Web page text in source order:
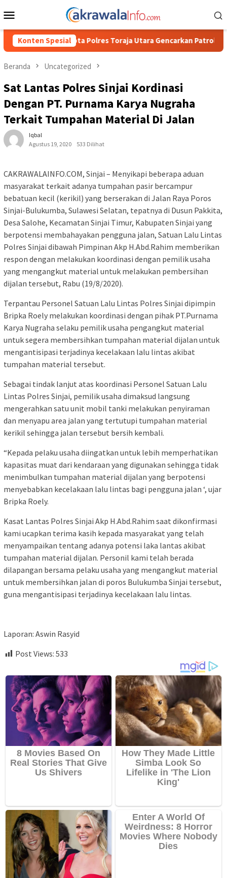
ke
Mobile
Konten Spesial
Toraja Utara Gencarkan Patroli Dialogis dan Sosialisasi
Beranda Uncategorized
Sat Lantas Polres Sinjai Kordinasi
Dengan PT. Purnama Karya Nugraha
Terkait Tumpahan Material Di Jalan
Iqbal
Agustus 19, 2020
533 Dilihat
CAKRAWALAINFO.COM, Sinjai – Menyikapi beberapa aduan
masyarakat terkait adanya tumpahan pasir bercampur
bebatuan kecil (kerikil) yang berserakan di Jalan Raya Poros
Sinjai-Bulukumba, Sulawesi Selatan, tepatnya di Dusun Pakkita,
Desa Salohe, Kecamatan Sinjai Timur, Kabupaten Sinjai yang
berpotensi membahayakan pengguna jalan, Satuan Lalu Lintas
Polres Sinjai dibawah Pimpinan Akp H.Abd.Rahim memberikan
respon dengan melakukan koordinasi dengan pemilik usaha
yang mengangkut material untuk melakukan pembersihan
dijalan tersebut, Rabu (19/8/2020).
Terpantau Personel Satuan Lalu Lintas Polres Sinjai dipimpin
Bripka Roely melakukan koordinasi dengan pihak PT.Purnama
Karya Nugraha selaku pemilik usaha pengangkut material
untuk segera membersihkan tumpahan material dijalan untuk
mengantisipasi terjadinya kecelakaan lalu lintas akibat
tumpahan material tersebut.
Sebagai tindak lanjut atas koordinasi Personel Satuan Lalu
Lintas Polres Sinjai, pemilik usaha dimaksud langsung
mengerahkan satu unit mobil tanki melakukan penyiraman
dan menyapu area jalan yang tertutupi tumpahan material
kerikil sehingga jalan tersebut bersih kembali.
“Kepada pelaku usaha diingatkan untuk lebih memperhatikan
kapasitas muat dari kendaraan yang digunakan sehingga tidak
menimbulkan tumpahan material dijalan yang berpotensi
menyebabkan kecelakaan lalu lintas bagi pengguna jalan ‘, ujar
Bripka Roely.
Kasat Lantas Polres Sinjai Akp H.Abd.Rahim saat dikonfirmasi
kami ucapkan terima kasih kepada masyarakat yang telah
menyampaikan tentang adanya potensi laka lantas akibat
tumpahan material dijalan. Personil kami telah berada
dilapangan bersama pelaku usaha yang mengangkut material
untuk membersihkan jalan di poros Bulukumba Sinjai tersebut,
guna mengantisipasi terjadinya kecelakaan lalu lintas.
Laporan: Aswin Rasyid
Post Views: 533